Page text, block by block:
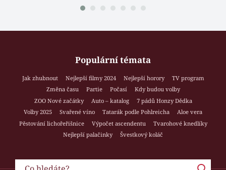
Populární témata
Jak zhubnout Nejlepší filmy 2024 Nejlepší horory
TV program
Změna času
Partie Počasí
Kdy budou volby
ZOO Nové začátky
Auto – katalog
7 pádů Honzy Dědka
Volby 2025
Svařené víno Tatarák podle Pohlreicha
Aloe vera
Pěstování lichořeřišnice
Výpočet ascendentu
Tvarohové knedlíky
Nejlepší palačinky
Švestkový koláč